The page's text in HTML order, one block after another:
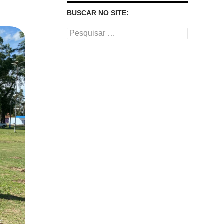
BUSCAR NO SITE:
Pesquisar
por: